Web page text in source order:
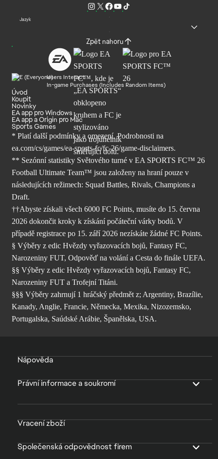
Jazyk
Zpět nahoru
Users Interact
In-game Purchases (Includes Random Items)
Úvod
Koupit
Novinky
EA app pro Windows
EA app a Origin pro Mac
Sports Games
* Platí další podmínky a omezení. Podrobnosti na
ea.com/cs/games/ea-sports-fc/fc-26/game-disclaimers.
** Sezónní statistiky Světového turné v EA SPORTS FC™ 26
Football Ultimate Team™ jsou založeny na hraní pouze v
následujících režimech: Squad Battles, Rivals, Champions a
Draft.
††Abyste získali všech 6000 FC Points, musíte do 15. června
2026 dokončit kroky k získání počáteční várky bodů. V
případě registrace po 15. září 2026 nezískáte žádné FC Points.
§ Výběry z edic Hvězdy vyřazovacích bojů, Fantasy FC,
Narozeniny FUT, Odpověď na volání a Cesta do finále UEFA.
§§ Výběry z edic Hvězdy vyřazovacích bojů, Fantasy FC,
Narozeniny FUT a Trofejní Titáni.
§§§ Výběry zahrnují 1 hráčský předmět z; Argentiny, Brazílie,
Kanady, Anglie, Francie, Německa, Mexika, Nizozemsko,
Portugalska, Saúdské Arábie, Španělska, USA.
Nápověda
Právní informace a soukromí
Vracení zboží
Společenská odpovědnost firem